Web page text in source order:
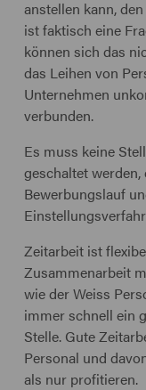
anstellen kann,
ist faktisch eine
können sich das
das Leihen von
Unternehmen
verbunden.
Es muss keine
geschaltet
Bewerbungslauf
Zeitarbeit ist
Zusammenarbeit
wie der Weiss
immer schnell ein
Stelle. Gute
Personal und
als nur profitieren.